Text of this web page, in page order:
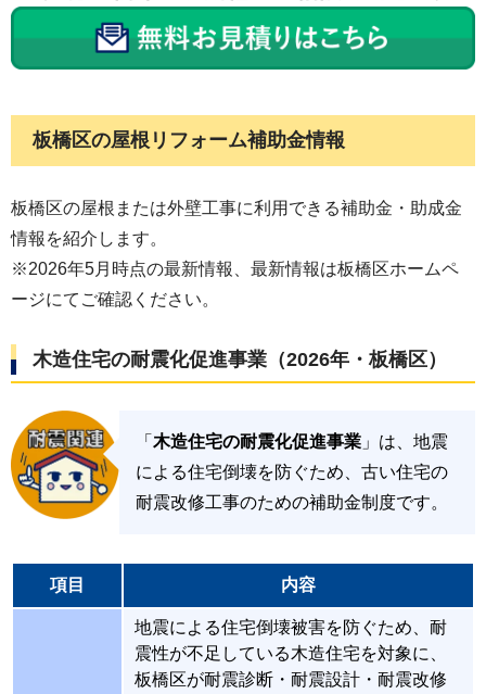
板橋区の屋根リフォーム補助金情報
板橋区の屋根または外壁工事に利用できる補助金・助成金
情報を紹介します。
※2026年5月時点の最新情報、最新情報は板橋区ホームペ
ージにてご確認ください。
木造住宅の耐震化促進事業（2026年・板橋区）
「 木造住宅の耐震化促進事業 」は、地震
による住宅倒壊を防ぐため、古い住宅の
耐震改修工事のための補助金制度です。
項目 内容
地震による住宅倒壊被害を防ぐため、耐
震性が不足している木造住宅を対象に、
板橋区が耐震診断・耐震設計・耐震改修